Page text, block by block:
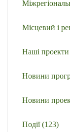
Місцевий і
Наші проекти
Новини
Новини
Події(123)